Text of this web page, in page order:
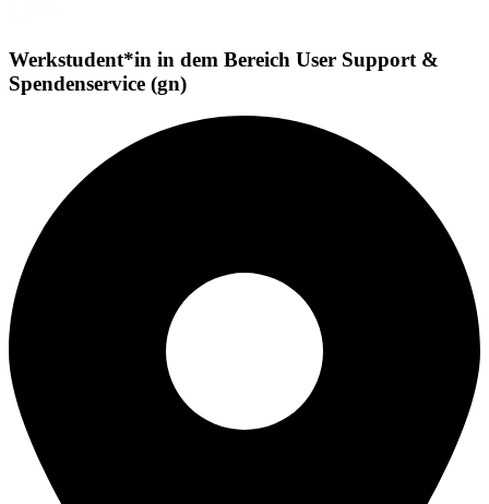
Werkstudent*in in dem Bereich User Support &
Spendenservice (gn)